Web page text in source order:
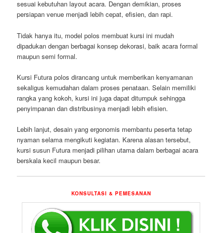
sesuai kebutuhan layout acara. Dengan demikian, proses
persiapan venue menjadi lebih cepat, efisien, dan rapi.
Tidak hanya itu, model polos membuat kursi ini mudah
dipadukan dengan berbagai konsep dekorasi, baik acara formal
maupun semi formal.
Kursi Futura polos dirancang untuk memberikan kenyamanan
sekaligus kemudahan dalam proses penataan. Selain memiliki
rangka yang kokoh, kursi ini juga dapat ditumpuk sehingga
penyimpanan dan distribusinya menjadi lebih efisien.
Lebih lanjut, desain yang ergonomis membantu peserta tetap
nyaman selama mengikuti kegiatan. Karena alasan tersebut,
kursi susun Futura menjadi pilihan utama dalam berbagai acara
berskala kecil maupun besar.
KONSULTASI & PEMESANAN